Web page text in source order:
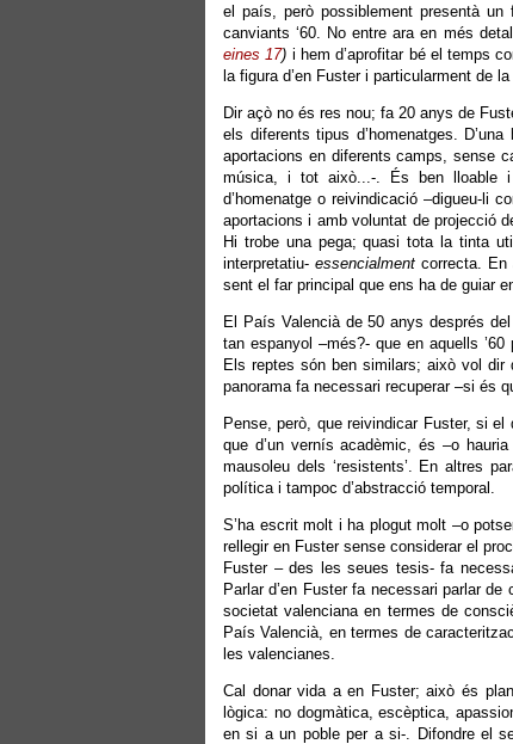
el país, però possiblement presentà un
canviants ‘60. No entre ara en més
eines 17) i hem d’aprofitar bé el temps
la figura d’en Fuster i particularment de
Dir açò no és res nou; fa 20 anys de
els diferents tipus d’homenatges.
aportacions en diferents camps, sense
música, i tot això...-. És ben lloable i
d’homenatge o reivindicació –digueu-li
aportacions i amb voluntat de projecció
Hi trobe una pega; quasi tota la tinta
interpretatiu-essencialment correcta. En
sent el far principal que ens ha de guiar
El País Valencià de 50 anys després
tan espanyol –més?- que en aquells
Els reptes són ben similars; això vol
panorama fa necessari recuperar –si és
Pense, però, que reivindicar Fuster, si el
que d’un vernís acadèmic, és –o
mausoleu dels ‘resistents’. En altres
política i tampoc d’abstracció temporal.
S’ha escrit molt i ha plogut molt –o
rellegir en Fuster sense considerar el
Fuster – des les seues tesis- fa
Parlar d’en Fuster fa necessari parlar
societat valenciana en termes de
País Valencià, en termes de
les valencianes.
Cal donar vida a en Fuster; això és
lògica: no dogmàtica, escèptica,
en si a un poble per a si-. Difondre el